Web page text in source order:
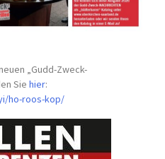
„Gudd-Zweck-
Siehier:
ho-roos-kop/